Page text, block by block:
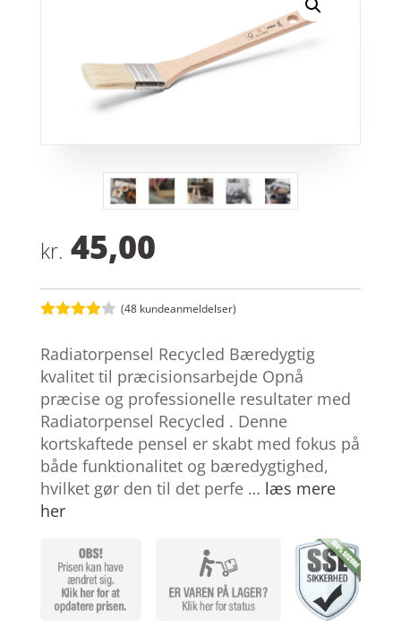
kr. 45,00
ud af 5
baseret
på
kundebed
ømmelse
r
(48 kundeanmeldelser)
Radiatorpensel Recycled Bæredygtig
kvalitet til præcisionsarbejde Opnå
præcise og professionelle resultater med
Radiatorpensel Recycled . Denne
kortskaftede pensel er skabt med fokus på
både funktionalitet og bæredygtighed,
hvilket gør den til det perfe … læs mere
her